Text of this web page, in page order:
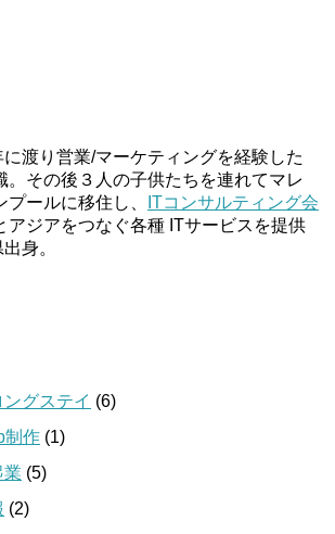
渡り営業/マーケティングを経験した
。その後３人の子供たちを連れてマレ
ールに移住し、
ITコンサルティング会
アジアをつなぐ各種 ITサービスを提供
身。
グステイ (6)
制作 (1)
業 (5)
(2)